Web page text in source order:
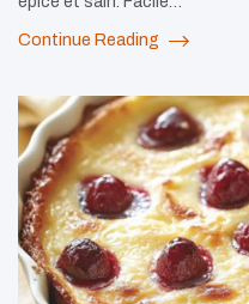
Continue Reading